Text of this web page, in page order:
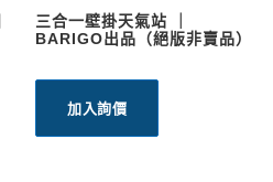
三合一壁掛天氣站 ｜
BARIGO出品（絕版非賣品）
加入詢價